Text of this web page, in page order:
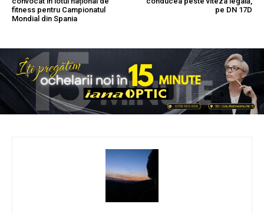
fitness pentru Campionatul
Mondial din Spania
pe DN 17D